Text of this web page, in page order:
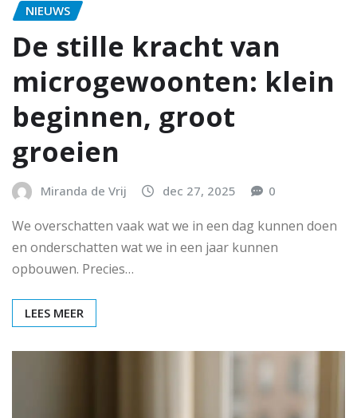
NIEUWS
De stille kracht van
microgewoonten: klein
beginnen, groot
groeien
Miranda de Vrij dec 27, 2025 0
We overschatten vaak wat we in een dag kunnen doen
en onderschatten wat we in een jaar kunnen
opbouwen. Precies…
LEES MEER